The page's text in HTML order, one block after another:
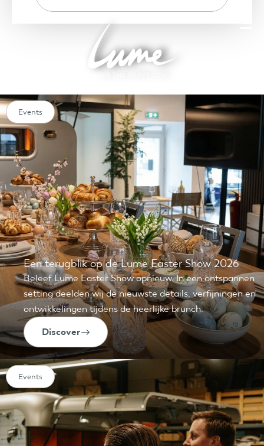
Een terugblik op de Lume Easter Show 2026
Beleef Lume Easter Show opnieuw. In een ontspannen
setting deelden wij de nieuwste details, verfijningen en
ontwikkelingen tijdens de heerlijke brunch.
Discover
Events
Events